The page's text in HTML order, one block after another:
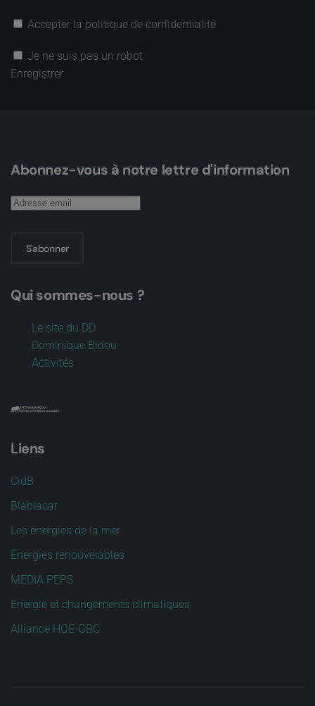
Accepter la politique de confidentialité
Je ne suis pas un robot
Enregistrer
Abonnez-vous à notre lettre d'information
S'abonner
Qui sommes-nous ?
Le site du DD
Dominique Bidou
Activités
Liens
CidB
Blablacar
Les énergies de la mer
Énergies renouvelables
MEDIA PEPS
Energie et changements climatiques
Alliance HQE-GBC